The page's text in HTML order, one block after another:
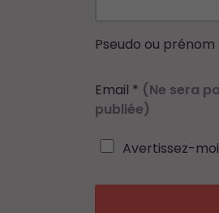
Pseudo ou prénom
Email * (Ne sera
publiée)
Avertissez-